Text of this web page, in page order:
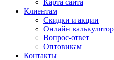
Карта сайта
Клиентам
Скидки и акции
Онлайн-калькулятор
Вопрос-ответ
Оптовикам
Контакты